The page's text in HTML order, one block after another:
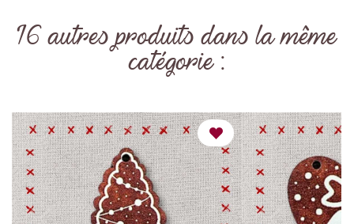
16 autres produits dans la même
catégorie :